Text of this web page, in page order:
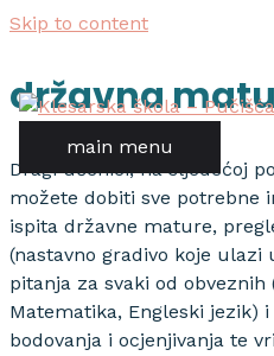
Skip to content
main menu
državna
Dragi učenici, na sljedećoj
možete dobiti sve potrebne
ispita državne mature,
(nastavno gradivo koje
pitanja za svaki od obveznih
Matematika, Engleski jezik)
bodovanja i ocjenjivanja te